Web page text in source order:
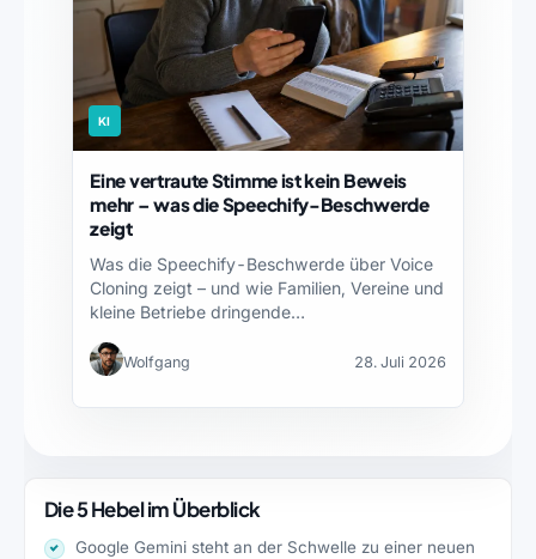
KI
Eine vertraute Stimme ist kein Beweis
mehr – was die Speechify-Beschwerde
zeigt
Was die Speechify-Beschwerde über Voice
Cloning zeigt – und wie Familien, Vereine und
kleine Betriebe dringende…
Wolfgang 28. Juli 2026
Die 5 Hebel im Überblick
Google Gemini steht an der Schwelle zu einer neuen